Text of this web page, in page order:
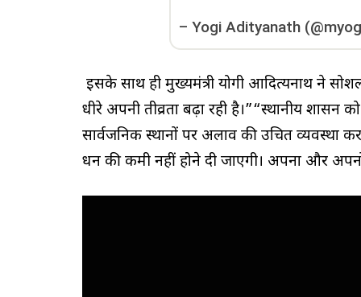
– Yogi Adityanath
इसके साथ ही मुख्यमंत्री योगी आदित्यनाथ ने
धीरे अपनी तीव्रता बढ़ा रही है।”“स्थानीय
सार्वजनिक स्थानों पर अलाव की उचित व्यवस्था
धन की कमी नहीं होने दी जाएगी। अपना और